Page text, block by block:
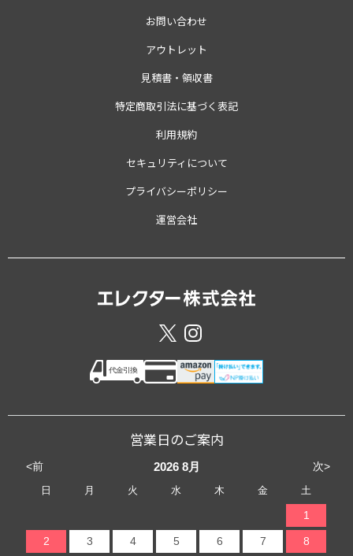
お問い合わせ
アウトレット
見積書・領収書
特定商取引法に基づく表記
利用規約
セキュリティについて
プライバシーポリシー
運営会社
営業日のご案内
<前 次>
2026 8月
日 月 火 水 木 金 土
1
2 3 4 5 6 7 8